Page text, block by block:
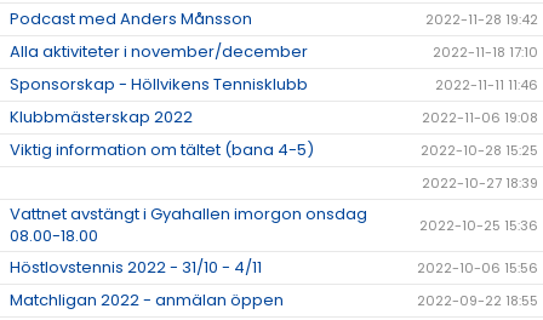
Podcast med Anders Månsson 2022-11-28 19:42
Alla aktiviteter i november/december 2022-11-18 17:10
Sponsorskap - Höllvikens Tennisklubb 2022-11-11 11:46
Klubbmästerskap 2022 2022-11-06 19:08
Viktig information om tältet (bana 4-5)
2022-10-28 15:25
2022-10-27 18:39
Vattnet avstängt i Gyahallen imorgon onsdag
08.00-18.00
2022-10-25 15:36
Höstlovstennis 2022 - 31/10 - 4/11 2022-10-06 15:56
Matchligan 2022 - anmälan öppen 2022-09-22 18:55